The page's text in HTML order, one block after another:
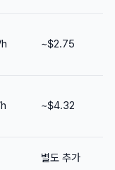
~$2.75
~$4.32
별도 추가